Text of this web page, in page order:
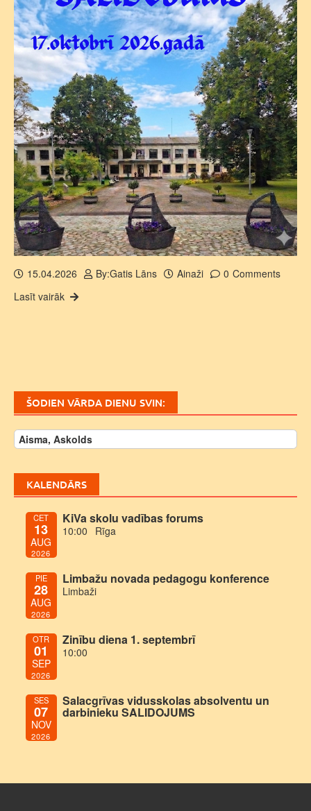
15.04.2026 By:Gatis Lāns Ainaži 0 Comments
Lasīt vairāk
ŠODIEN VĀRDA DIENU SVIN:
Aisma, Askolds
KALENDĀRS
CET
13
AUG
2026
KiVa skolu vadības forums
10:00 Rīga
PIE
28
AUG
2026
Limbažu novada pedagogu konference
Limbaži
OTR
01
SEP
2026
Zinību diena 1. septembrī
10:00
SES
07
NOV
2026
Salacgrīvas vidusskolas absolventu un
darbinieku SALIDOJUMS